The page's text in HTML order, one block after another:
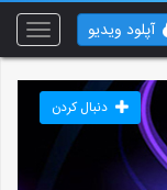
Toggle
آپلود ویدیو
دنبال کردن